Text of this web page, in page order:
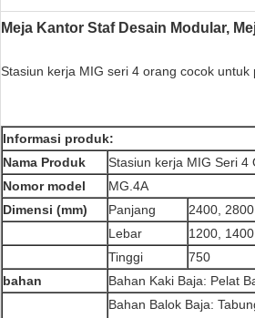
Meja Kantor Staf Desain Modular,
Stasiun kerja MIG seri 4 orang cocok
Informasi produk:
Nama Produk
Stasiun kerja MIG Seri 4
Nomor model
MG.4A
Dimensi (mm)
Panjang
2400,
Lebar
1200,
Tinggi
750
bahan
Bahan Kaki Baja: Pelat
Bahan Balok Baja: